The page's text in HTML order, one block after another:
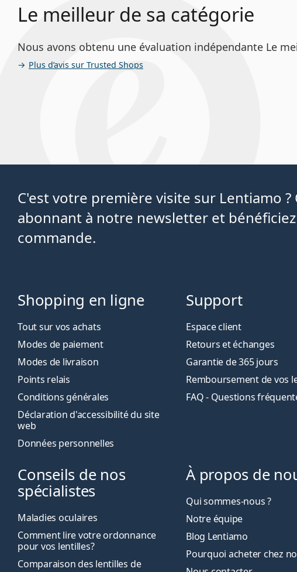
Le meilleur de sa catégorie
Nous avons obtenu une évaluation indépendante Le
Plus d’avis sur Trusted Shops
C'est votre première visite sur Lentiamo
abonnant à notre newsletter et
commande.
Shopping en ligne
Tout sur vos achats
Modes de paiement
Modes de livraison
Points relais
Conditions générales
Déclaration d'accessibilité du site
web
Données personnelles
Support
Espace client
Retours et échanges
Garantie de 365 jours
Remboursement de vos
FAQ - Questions
Conseils de nos
spécialistes
Maladies oculaires
Comment lire votre ordonnance
pour vos lentilles?
Comparaison des lentilles de
À propos de
Qui sommes-nous ?
Notre équipe
Blog Lentiamo
Pourquoi acheter chez